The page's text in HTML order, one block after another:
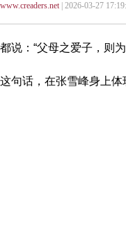
www.creaders.net| 2026-03-27
都说：“父母之爱子，则
这句话，在张雪峰身上体